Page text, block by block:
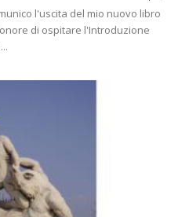
l'uscita del mio nuovo libro
di ospitare l'Introduzione